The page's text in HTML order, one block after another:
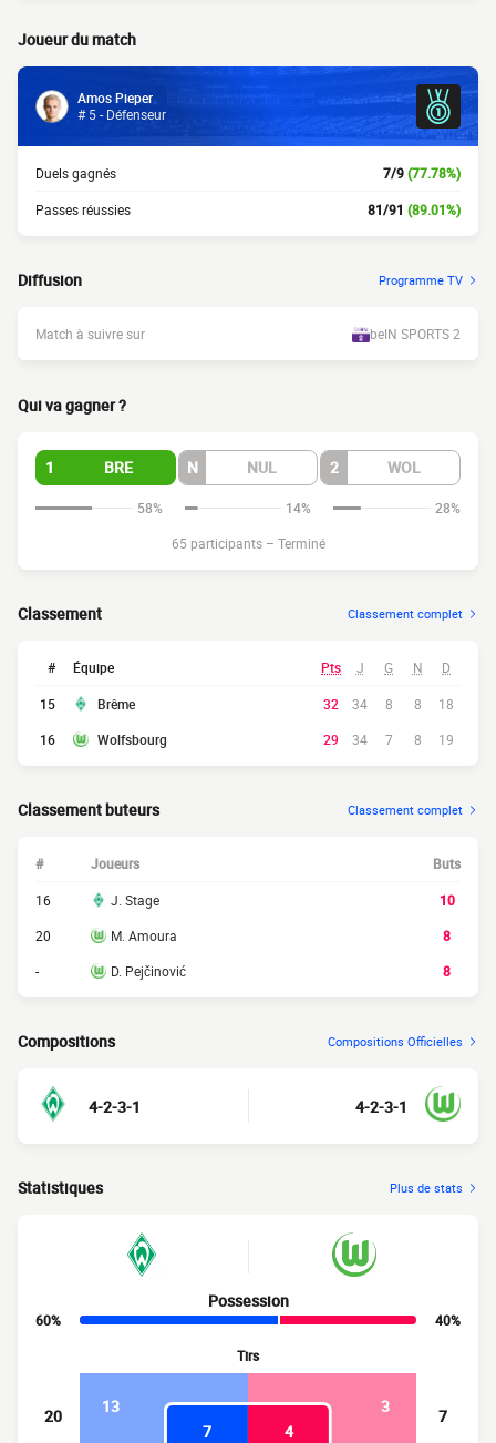
Joueur du match
Amos Pieper
# 5 - Défenseur
Duels gagnés 7/9(77.78%)
Passes réussies 81/91 (89.01%)
Diffusion Programme TV
Match à suivre sur beIN SPORTS 2
Qui va gagner ?
1 BRE N NUL 2 WOL
58% 14%
28%
65 participants – Terminé
Classement Classement complet
# Équipe Pts J G N D
15 Brême 32 34 8 8
18
16
Wolfsbourg 29 34 7 8 19
Classement buteurs Classement complet
# Joueurs Buts
16 J. Stage
10
20
M. Amoura
8
-
D. Pejčinović 8
Compositions Compositions Officielles
4-2-3-1 4-2-3-1
Statistiques Plus de stats
Possession
60%
40%
Tirs
20 13
3
7
4
7